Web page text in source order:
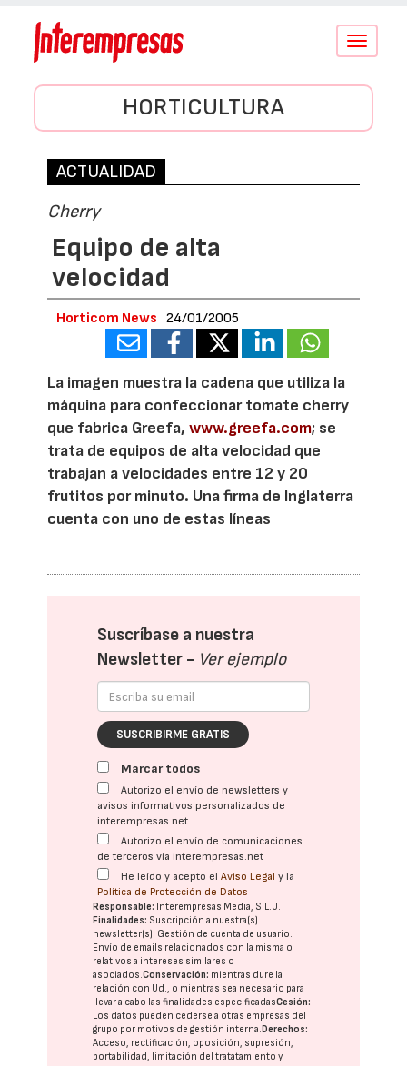
Conmutar
HORTICULTURA
ACTUALIDAD
Cherry
Equipo de alta
velocidad
Horticom News 24/01/2005
La imagen muestra la cadena que utiliza la
máquina para confeccionar tomate cherry
que fabrica Greefa,www.greefa.com; se
trata de equipos de alta velocidad que
trabajan a velocidades entre 12 y 20
frutitos por minuto. Una firma de Inglaterra
cuenta con uno de estas líneas
Suscríbase a nuestra
Newsletter - Ver ejemplo
SUSCRIBIRME GRATIS
Marcar todos
Autorizo el envío de newsletters y
avisos informativos personalizados de
interempresas.net
Autorizo el envío de comunicaciones
de terceros vía interempresas.net
He leído y acepto elAviso Legal y la
Política de Protección de Datos
Responsable: Interempresas Media, S.L.U.
Finalidades: Suscripción a nuestra(s)
newsletter(s). Gestión de cuenta de usuario.
Envío de emails relacionados con la misma o
relativos a intereses similares o
asociados.Conservación: mientras dure la
relación con Ud., o mientras sea necesario para
llevar a cabo las finalidades especificadasCesión:
Los datos pueden cederse a otras empresas del
grupo por motivos de gestión interna. Derechos:
Acceso, rectificación, oposición, supresión,
portabilidad, limitación del tratatamiento y